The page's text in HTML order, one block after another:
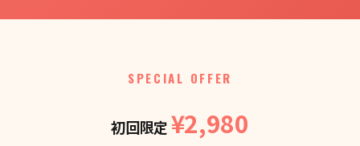
SPECIAL OFFER
初回限定¥2,980